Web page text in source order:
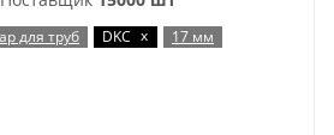
для труб DKC x
17 мм